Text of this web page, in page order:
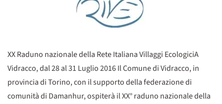
XX Raduno nazionale della Rete Italiana Villaggi EcologiciA
Vidracco, dal 28 al 31 Luglio 2016 Il Comune di Vidracco, in
provincia di Torino, con il supporto della federazione di
comunità di Damanhur, ospiterà il XX° raduno nazionale della